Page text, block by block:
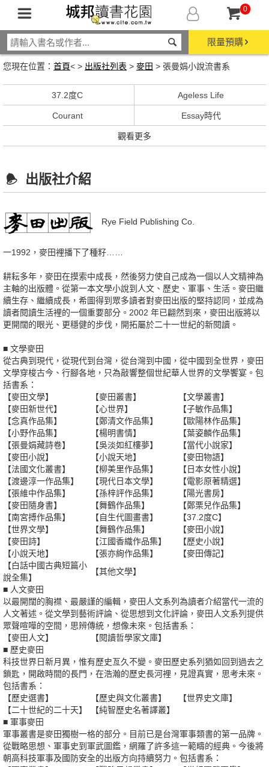
0
限量預購
您現在位置： 首頁< > 出版社列表 > 麥田 > 張曼娟小說流書系
37.2度C Ageless Life
Courant Essay時代
觀看更多
出版社介紹
Rye Field Publishing Co.
一1992，麥田裡播下了種籽……
耕耘多年，麥田在摸索中成長，然後努力使自己成為一個以人文精神為
主軸的出版體。從第一本文學小說到人文、歷史、軍事、生活。麥田繼
續生存、繼續成長，希圖得到眾多讀者對麥田出版的堅持認同，並成為
讀者閱讀生活裡的一個重要部分。2002 年已翩然到來，麥田出版將以
更開闊的眼光、更穩健的步伐，開拓屬於二十一世紀的新閱讀。
■ 文學麥田
從古典到現代，從現代到台灣，從台灣到中國，從中國到全世界，麥田
文學穿梭古今、行腳各地，只為敲響整個世紀華人世界的文學饗宴。包
括書系：
【麥田文學】
【麥田叢書】
【文學叢書】
【麥田新世代】
【心世界】
【子敏作品集】
【念真作品集】
【鄭清文作品集】
【歐陽林作品集】
【小野作品集】
【楊明書情】
【葉姿麟作品集】
【張曼娟藏詩卷】
【吳淡如紅樓夢】
【當代小說家】
【麥田小說】
【小說天地】
【麥田物語】
【法國文化叢書】
【柳美里作品集】
【日本女性小說】
【渡邊淳一作品集】
【現代日本文學】
【電影原著精選】
【張維中作品集】
【孫梓評作品集】
【陽光書房】
【麥田隨身書】
【舞鶴作品集】
【鄭栗兒作品集】
【南宮搏作品集】
【自生代圖畫書】
【37.2度C】
【世界文學】
【舞鶴作品集】
【麥田小說】
【麥田詩】
【江國香織作品集】
【歷史小說】
【小說天地】
【張亦絢作品集】
【麥田傳記】
【白話中國古典短篇小
說全集】
【其他文學】
■ 人文麥田
以最開闊的胸襟、最嚴謹的編輯，麥田人文系列為讀者介紹當代一流的
人文著述。從文學到藝術評論、從思想到文化評論，麥田人文系列提供
眾聲喧嘩的空間，思辨傳統，想像未來。包括書系：
【麥田人文】
【閱讀哲學家文庫】
■ 歷史麥田
科技世界日新月異，惟有歷史亙久不變。麥田歷史系列猶如回到過去之
鎖匙，開啟時間的長門，在浩瀚的歷史長河裡，見證真實，思考未來。
包括書系：
【歷史選書】
【歷史與文化叢書】
【世界史文庫】
【二十世紀的二十天】
【純智歷史名著譯叢】
■ 軍事麥田
軍事叢書是麥田獨樹一格的部分。目前已是台灣軍事類書的第一品牌。
從戰略思想、軍事史到軍武圖鑑，網羅了許多這一範疇的經典。今後將
朝高科技軍事及國防安全的出版方向持續努力。包括書系：